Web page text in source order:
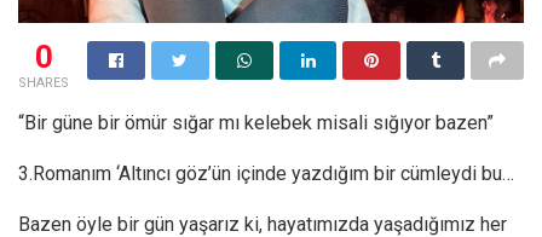
0
SHARES
“Bir güne bir ömür sığar mı kelebek misali sığıyor bazen”
3.Romanım ‘Altıncı göz’ün içinde yazdığım bir cümleydi bu…
Bazen öyle bir gün yaşarız ki, hayatımızda yaşadığımız her